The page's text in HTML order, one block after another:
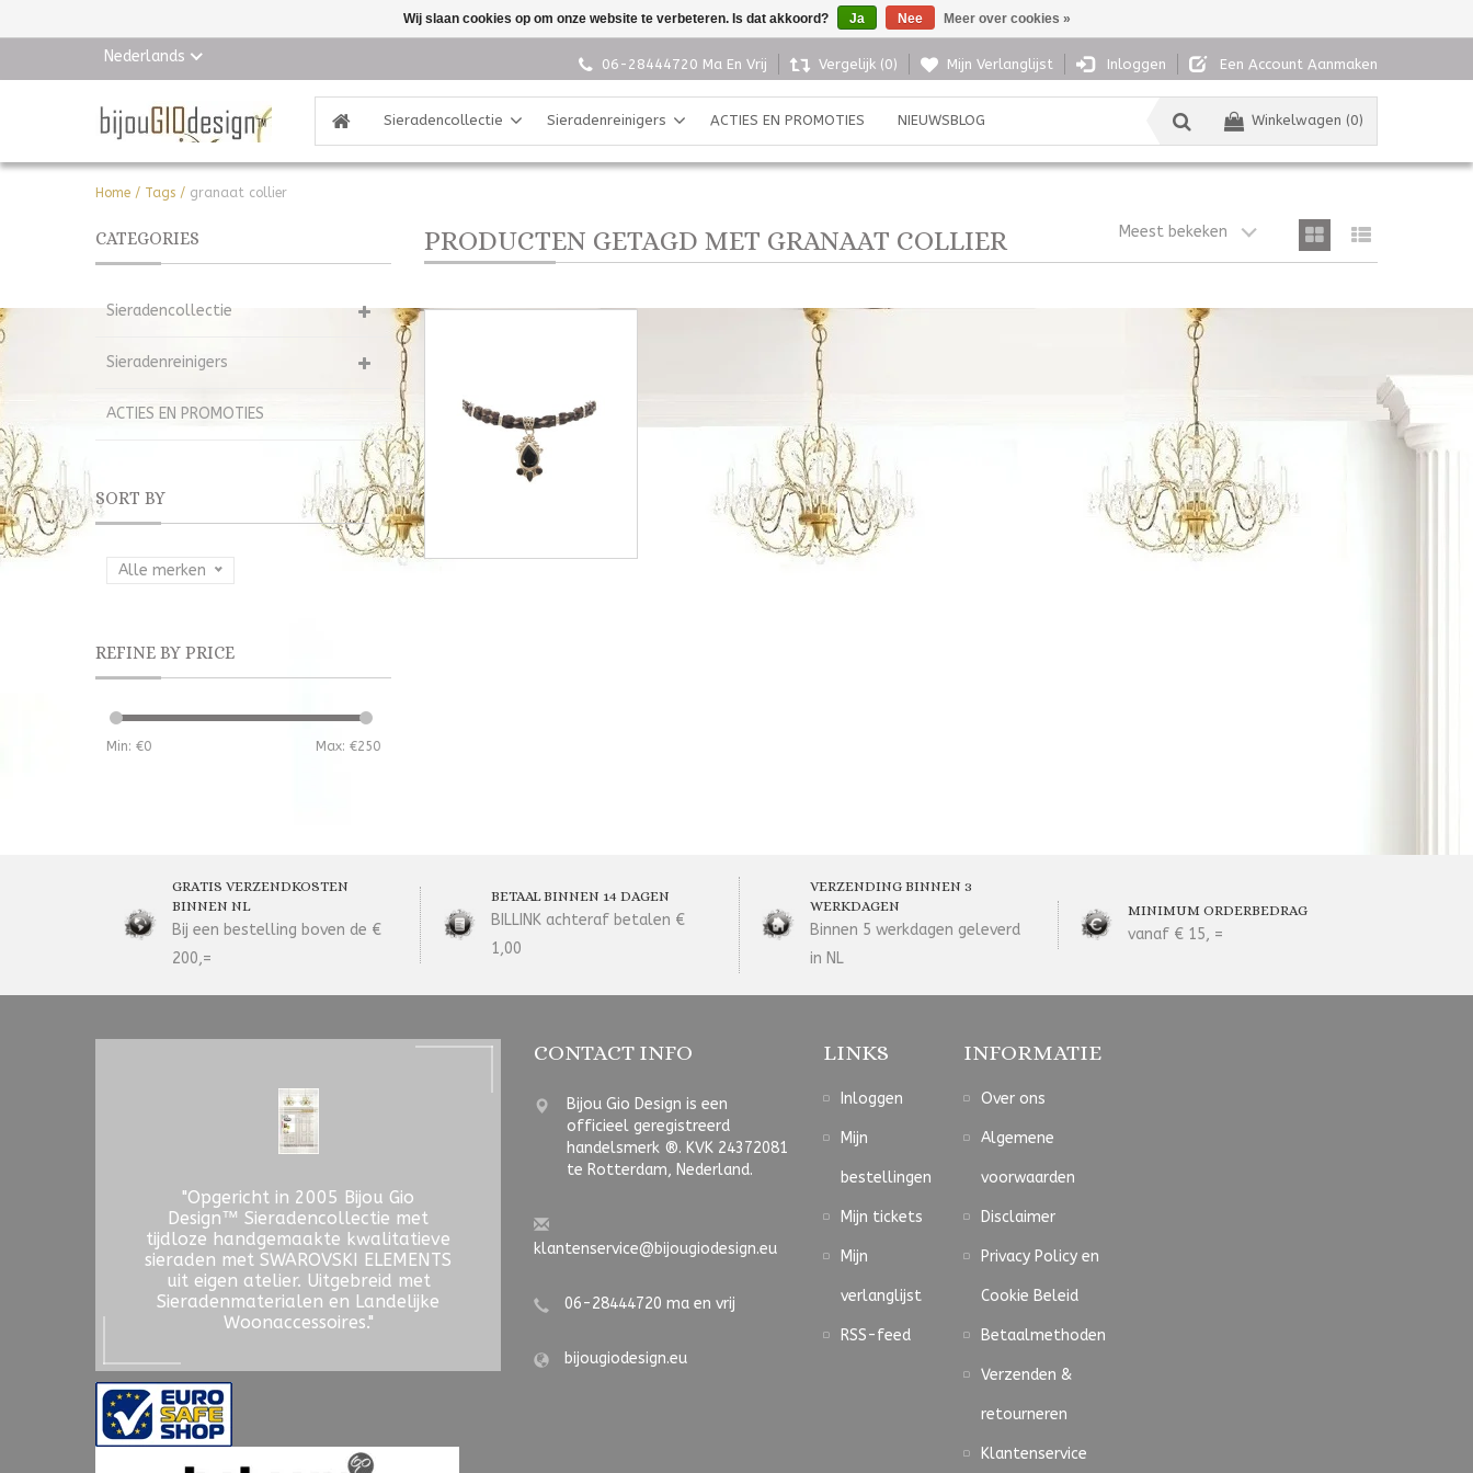
Nederlands 06-28444720 Ma En Vrij Vergelijk (0) Mijn Verlanglijst Inloggen Een Account Aanmaken
Winkelwagen (0)
Sieradencollectie Sieradenreinigers ACTIES EN PROMOTIES NIEUWSBLOG
Home / Tags / granaat collier
CATEGORIES
Sieradencollectie
Sieradenreinigers
ACTIES EN PROMOTIES
SORT BY
Alle merken
REFINE BY PRICE
Min: €0 Max: €250
PRODUCTEN GETAGD MET GRANAAT COLLIER Meest bekeken
GRATIS VERZENDKOSTEN
BINNEN NL
Bij een bestelling boven de €
200,=
BETAAL BINNEN 14 DAGEN
BILLINK achteraf betalen €
1,00
VERZENDING BINNEN 3
WERKDAGEN
Binnen 5 werkdagen geleverd
in NL
MINIMUM ORDERBEDRAG
vanaf € 15, =
"Opgericht in 2005 Bijou Gio
Design™ Sieradencollectie met
tijdloze handgemaakte kwalitatieve
sieraden met SWAROVSKI ELEMENTS
uit eigen atelier. Uitgebreid met
Sieradenmaterialen en Landelijke
Woonaccessoires."
CONTACT INFO
Bijou Gio Design is een
officieel geregistreerd
handelsmerk ®. KVK 24372081
te Rotterdam, Nederland.
klantenservice@bijougiodesign.eu
06-28444720 ma en vrij
bijougiodesign.eu
LINKS
Inloggen
Mijn
bestellingen
Mijn tickets
Mijn
verlanglijst
RSS-feed
INFORMATIE
Over ons
Algemene
voorwaarden
Disclaimer
Privacy Policy en
Cookie Beleid
Betaalmethoden
Verzenden &
retourneren
Klantenservice
Wij slaan cookies op om onze website te verbeteren. Is dat akkoord? Ja Nee Meer over cookies »